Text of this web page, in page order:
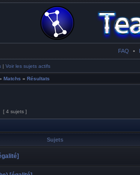
FAQ •
| Voir les sujets actifs
Matchs » Résultats
[ 4 sujets ]
Sujets